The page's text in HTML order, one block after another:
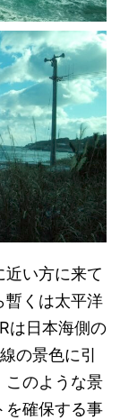
近い方に来て
暫くは太平洋
は日本海側の
の景色に引
このような景
を確保する事